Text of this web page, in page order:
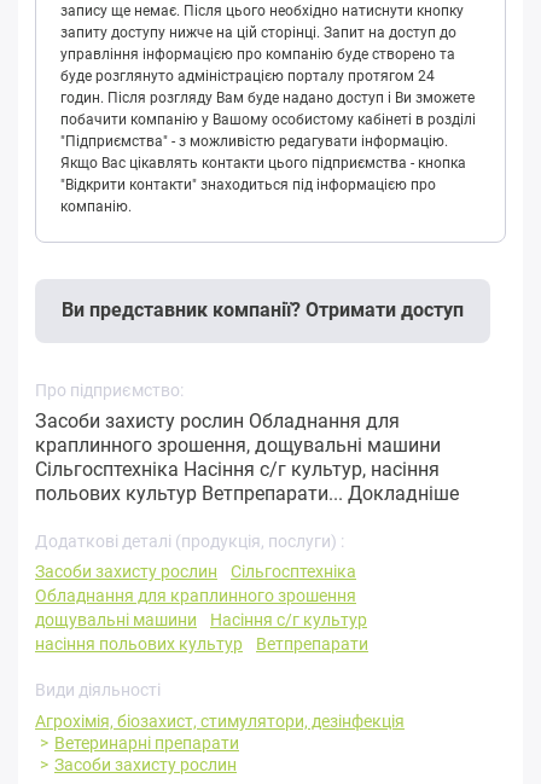
запису ще немає. Після цього необхідно натиснути кнопку
запиту доступу нижче на цій сторінці. Запит на доступ до
управління інформацією про компанію буде створено та
буде розглянуто адміністрацією порталу протягом 24
годин. Після розгляду Вам буде надано доступ і Ви зможете
побачити компанію у Вашому особистому кабінеті в розділі
"Підприємства" - з можливістю редагувати інформацію.
Якщо Вас цікавлять контакти цього підприємства - кнопка
"Відкрити контакти" знаходиться під інформацією про
компанію.
Ви представник компанії? Отримати доступ
Про підприємство:
Засоби захисту рослин Обладнання для
краплинного зрошення, дощувальні машини
Сільгосптехніка Насіння с/г культур, насіння
польових культур Ветпрепарати... Докладніше
Додаткові деталі (продукція, послуги) :
Засоби захисту рослин
Сільгосптехніка
Обладнання для краплинного зрошення
дощувальні машини
Насіння с/г культур
насіння польових культур
Ветпрепарати
Види діяльності
Агрохімія, біозахист, стимулятори, дезінфекція
Ветеринарні препарати
Засоби захисту рослин